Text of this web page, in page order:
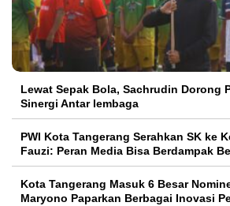
Lewat Sepak Bola, Sachrudin Dorong
Sinergi Antar lembaga
PWI Kota Tangerang Serahkan SK ke
Fauzi: Peran Media Bisa Berdampak
Kota Tangerang Masuk 6 Besar
Maryono Paparkan Berbagai Inovasi